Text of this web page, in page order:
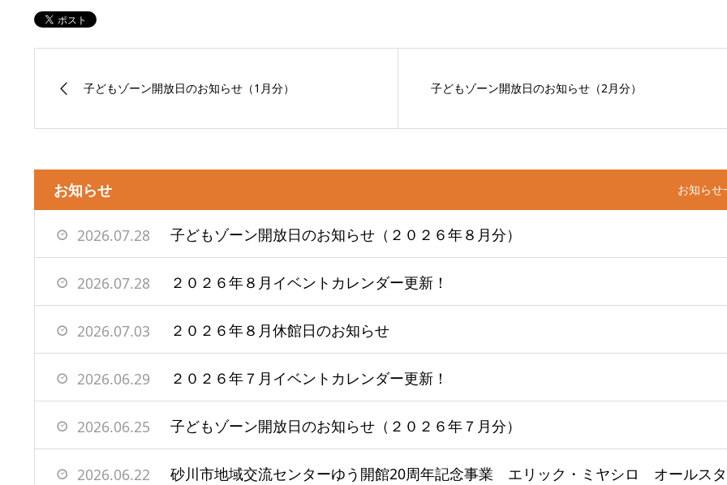
子どもゾーン開放日のお知らせ（1月分） 子どもゾーン開放日のお知らせ（2月分）
お知らせ お知らせ
2026.07.28 子どもゾーン開放日のお知らせ（２０２６年８月分）
2026.07.28 ２０２６年８月イベントカレンダー更新！
2026.07.03 ２０２６年８月休館日のお知らせ
2026.06.29 ２０２６年７月イベントカレンダー更新！
2026.06.25 子どもゾーン開放日のお知らせ（２０２６年７月分）
2026.06.22